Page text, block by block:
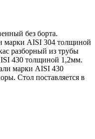
без борта.
марки AISI 304 толщиной
разборный из трубы
430 толщиной 1,2мм.
марки AISI 430
Стол поставляется в